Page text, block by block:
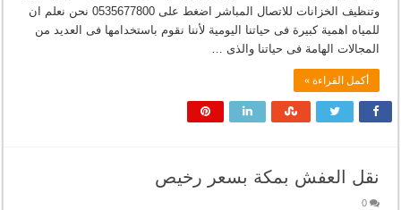
وتنظيف الخزانات للاتصال المباشر اضغط على 0535677800 نحن نعلم ان
للمياه اهمية كبيرة فى حياتنا اليومية لأننا نقوم باستخدامها فى العديد من
المجالات الهامة فى حياتنا والذى …
أكمل القراءة »
نقل العفش بمكة بسعر رخيص
0